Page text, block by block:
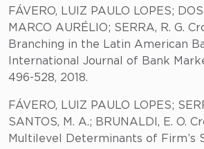
FÁVERO, LUIZ PAULO LOPES;
MARCO AURÉLIO; SERRA, R. G.
Branching in the Latin American
International Journal of Bank
496-528, 2018.
FÁVERO, LUIZ PAULO LOPES;
SANTOS, M. A.; BRUNALDI, E. O.
Multilevel Determinants of Firm’s